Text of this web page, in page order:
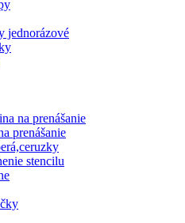
jednorázové
na prenášanie
prenášanie
stencilu